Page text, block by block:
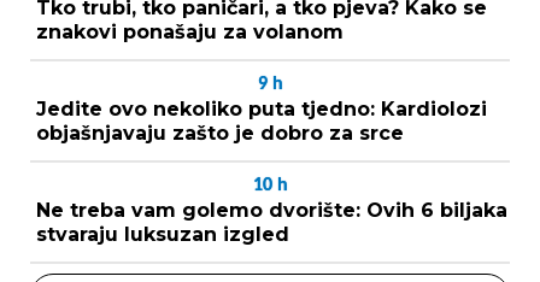
Tko trubi, tko paničari, a tko pjeva? Kako se
znakovi ponašaju za volanom
9 h
Jedite ovo nekoliko puta tjedno: Kardiolozi
objašnjavaju zašto je dobro za srce
10 h
Ne treba vam golemo dvorište: Ovih 6 biljaka
stvaraju luksuzan izgled